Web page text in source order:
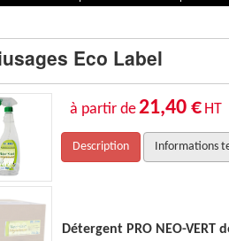
Eco Label
à partir de21,40 € HT
Description Informations
Détergent PRO NEO-VERT